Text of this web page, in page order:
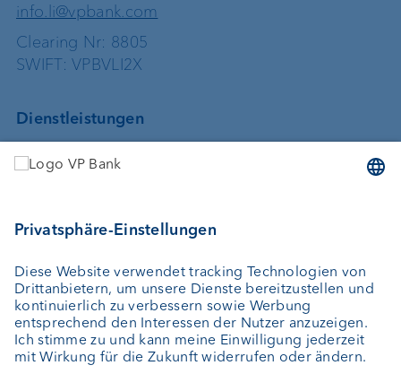
info.li@vpbank.com
Clearing Nr: 8805
SWIFT: VPBVLI2X
Dienstleistungen
Vermögensverwaltung
Depotbank
Externer Vermögensverwalter
Private Label Fonds
Investment Consulting
Über uns